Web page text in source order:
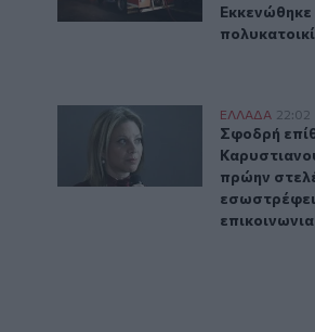
Σφοδρή επίθεση κατάΕΛΛAΔΑ 22:02
Σφοδρή
Σφοδρή
πρώην